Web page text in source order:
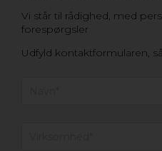
Vi står til rådighed, med
forespørgsler
Udfyld kontaktformularen,